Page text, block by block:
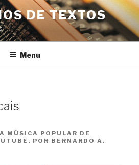
DE TEXTOS
Menu
MÚSICA POPULAR DE
POR BERNARDO A.